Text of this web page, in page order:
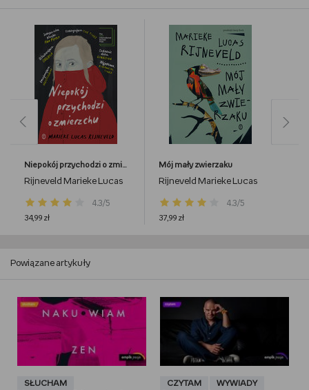
Niepokój przychodzi o zmierzchu
Rijneveld Marieke Lucas
4.3/5
34,99 zł
Mój mały zwierzaku
Rijneveld Marieke Lucas
4.3/5
37,99 zł
Powiązane artykuły
SŁUCHAM CZYTAM WYWIADY